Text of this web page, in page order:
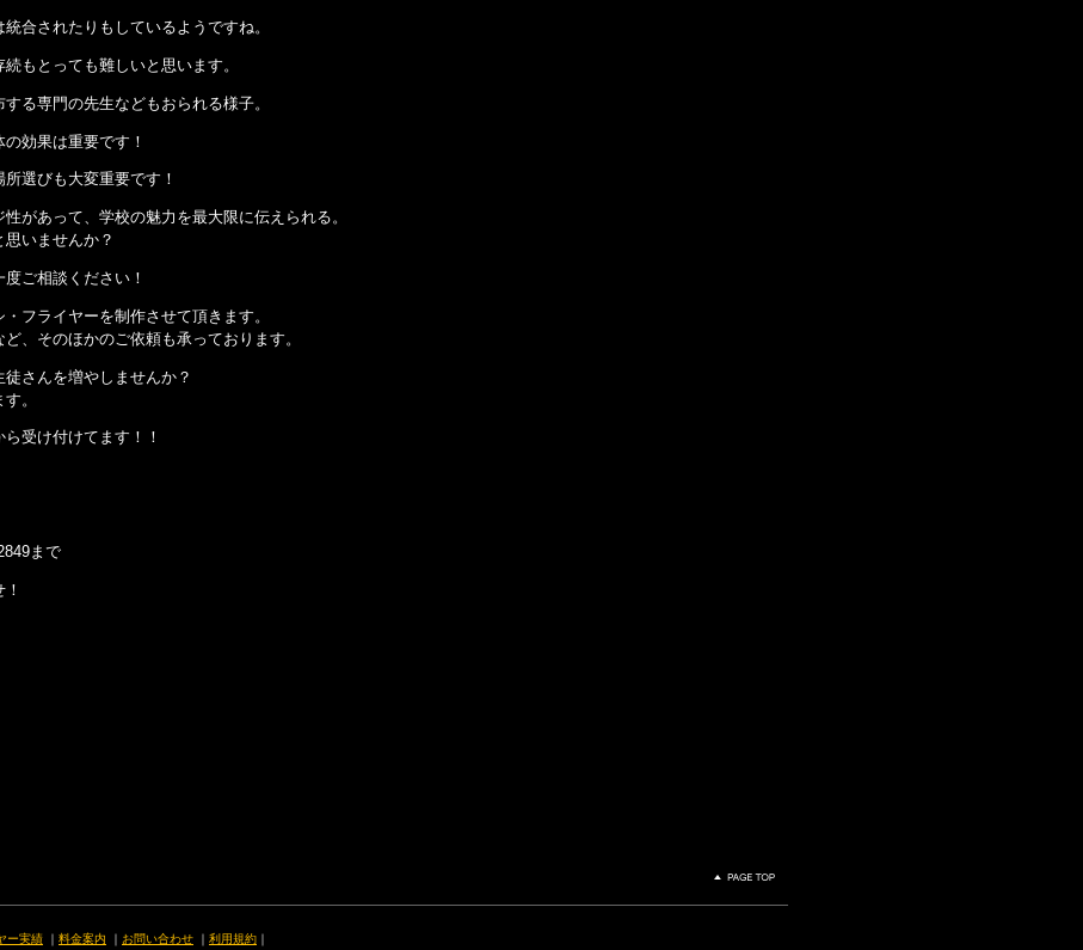
合されたりもしているようですね。
もとっても難しいと思います。
る専門の先生などもおられる様子。
効果は重要です！
選びも大変重要です！
があって、学校の魅力を最大限に伝えられる。
いませんか？
ご相談ください！
フライヤーを制作させて頂きます。
、そのほかのご依頼も承っております。
さんを増やしませんか？
。
ら受け付けてます！！
まで
ー実績 料金案内 お問い合わせ 利用規約